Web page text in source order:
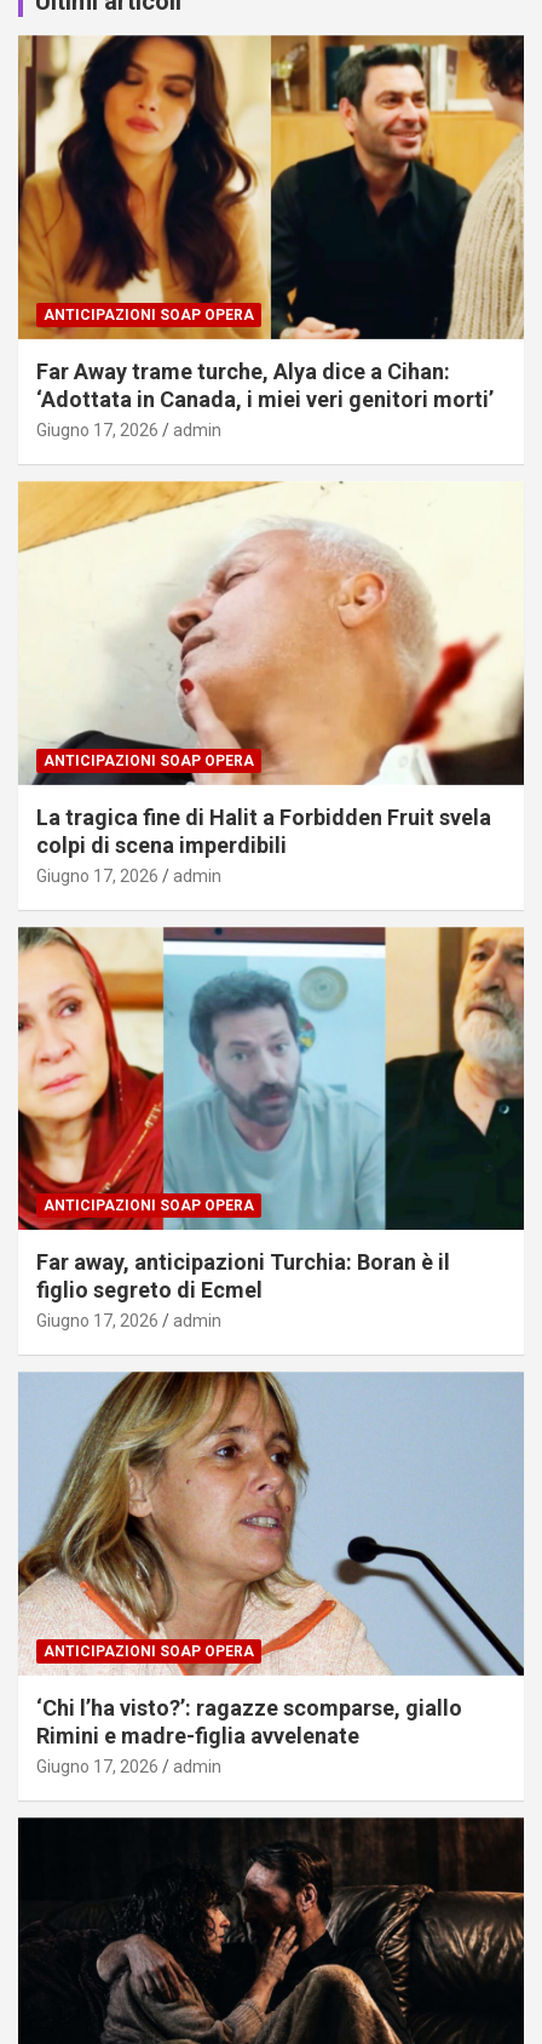
ANTICIPAZIONI SOAP OPERA
Far Away trame turche, Alya dice a Cihan:
‘Adottata in Canada, i miei veri genitori morti’
Giugno 17, 2026 admin
ANTICIPAZIONI SOAP OPERA
La tragica fine di Halit a Forbidden Fruit svela
colpi di scena imperdibili
Giugno 17, 2026 admin
ANTICIPAZIONI SOAP OPERA
Far away, anticipazioni Turchia: Boran è il
figlio segreto di Ecmel
Giugno 17, 2026 admin
ANTICIPAZIONI SOAP OPERA
‘Chi l’ha visto?’: ragazze scomparse, giallo
Rimini e madre-figlia avvelenate
Giugno 17, 2026 admin